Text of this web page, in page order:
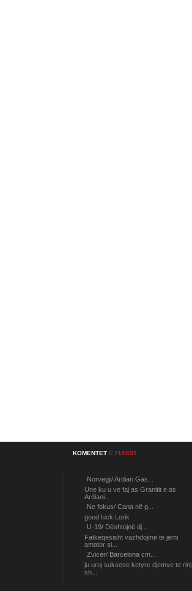
KOMENTET E FUNDIT
Norvegji/ Ardian Gas...
Une ku u ve faj as Granitit e as
Ardiani...
Ne fokus/ Cana në g...
good luck Lorik
U-19/ Dështojnë dj...
Fatkeqesisht vazhdojme te jemi
amator si...
Zvicer/ Barcelona cm...
ju uroj suksese ketyre djemve te rinj
sh...